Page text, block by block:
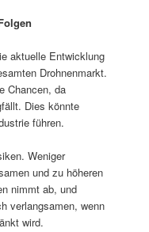
aktuelle Entwicklung
Drohnenmarkt.
Chancen, da
Dies könnte
führen.
Weniger
und zu höheren
nimmt ab, und
verlangsamen, wenn
wird.